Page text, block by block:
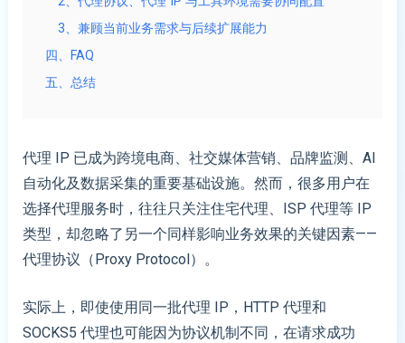
3、兼顾当前业务需求与后续扩展能力
四、FAQ
五、总结
代理 IP 已成为跨境电商、社交媒体营销、品牌监测、AI
自动化及数据采集的重要基础设施。然而，很多用户在
选择代理服务时，往往只关注住宅代理、ISP 代理等 IP
类型，却忽略了另一个同样影响业务效果的关键因素——
代理协议（Proxy Protocol）。
实际上，即使使用同一批代理 IP，HTTP 代理和
SOCKS5 代理也可能因为协议机制不同，在请求成功